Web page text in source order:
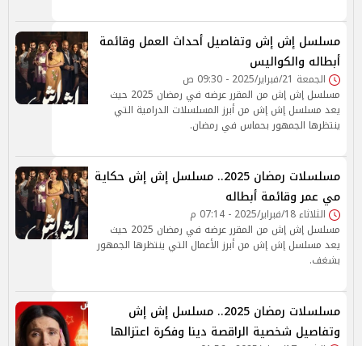
مسلسل إش إش وتفاصيل أحداث العمل وقائمة
أبطاله والكواليس
الجمعة 21/فبراير/2025 - 09:30 ص
مسلسل إش إش من المقرر عرضه في رمضان 2025 حيث
يعد مسلسل إش إش من أبرز المسلسلات الدرامية التي
ينتظرها الجمهور بحماس في رمضان.
مسلسلات رمضان 2025.. مسلسل إش إش حكاية
مي عمر وقائمة أبطاله
الثلاثاء 18/فبراير/2025 - 07:14 م
مسلسل إش إش من المقرر عرضه في رمضان 2025 حيث
يعد مسلسل إش إش من أبرز الأعمال التي ينتظرها الجمهور
بشغف.
مسلسلات رمضان 2025.. مسلسل إش إش
وتفاصيل شخصية الراقصة دينا وفكرة اعتزالها